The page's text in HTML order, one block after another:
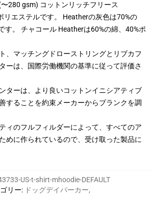
280 gsm) コットンリッチフリース
リエステルです。 Heatherの灰色は70%の
す。 チャコール Heatherは60%の綿、40%ポ
、マッチングドローストリングとリブカフ
ーは、国際労働機関の基準に従って評価さ
ターは、より良いコットンイニシアティブ
することを約束メーカーからブランクを調
ィのフルフィルダーによって、すべてのア
めに作られているので、受け取った製品に
US-t-shirt-mhoodie-DEFAULT
リー: ドッグデイパーカー,